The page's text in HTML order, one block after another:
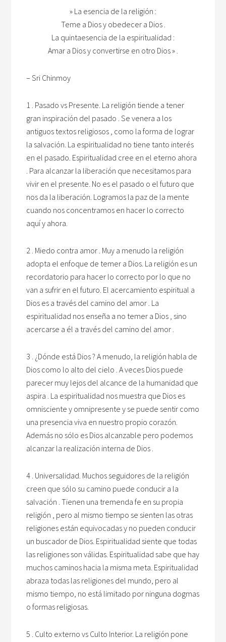
» La esencia de la religión :
Teme a Dios y obedecer a Dios .
La quintaesencia de la espiritualidad :
Amar a Dios y convertirse en otro Dios » .
– Sri Chinmoy
1 . Pasado vs Presente. La religión tiende a tener
gran inspiración del pasado . Se venera a los
antiguos textos religiosos , como la forma de lograr
la salvación. La espiritualidad no tiene tanto interés
en el pasado. Espiritualidad cree en el eterno ahora
. Para alcanzar la liberación que necesitamos para
vivir en el presente. No es el pasado o el futuro que
nos da la liberación. Logramos la paz de la mente
cuando nos concentramos en hacer lo correcto
aquí y ahora.
2 . Miedo contra amor . Muy a menudo la religión
adopta el enfoque de temer a Dios. La religión es un
recordatorio para hacer lo correcto por lo que no
van a sufrir en el futuro. El acercamiento espiritual a
Dios es a través del camino del amor . La
espiritualidad nos enseña a no temer a Dios , sino
acercarse a él a través del camino del amor .
3 . ¿Dónde está Dios ? A menudo, la religión habla de
Dios como lo alto del cielo . A veces Dios puede
parecer muy lejos del alcance de la humanidad que
aspira . La espiritualidad nos muestra que Dios es
omnisciente y omnipresente y se puede sentir como
una presencia viva en nuestro propio corazón.
Además no sólo es Dios alcanzable pero podemos
alcanzar la realización interna de Dios .
4 . Universalidad. Muchos seguidores de la religión
creen que sólo su camino puede conducir a la
salvación . Tienen una tremenda fe en su propia
religión , pero al mismo tiempo se sienten las otras
religiones están equivocadas y no pueden conducir
un buscador de Dios. Espiritualidad siente que todas
las religiones son válidas. Espiritualidad sabe que hay
muchos caminos hacia la misma meta. Espiritualidad
abraza todas las religiones del mundo, pero al
mismo tiempo, no está limitado por ninguna dogmas
o formas religiosas.
5 . Culto externo vs Culto Interior. La religión pone